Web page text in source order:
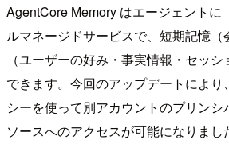
AgentCore Memory はエージェントに
ルマネージドサービスで、短期記憶
（ユーザーの好み・事実情報・セッ
できます。今回のアップデートにより
シーを使って別アカウントのプリンシ
ソースへのアクセスが可能になりまし